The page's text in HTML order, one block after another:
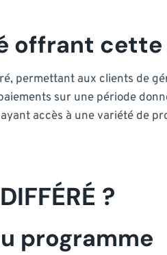
offrant
permettant aux clients de
sur une période
accès à une variété de
?
programme